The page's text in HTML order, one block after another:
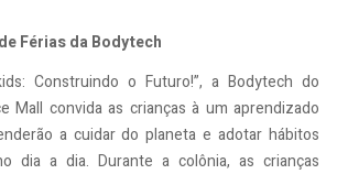
Férias da Bodytech
Construindo o Futuro!”, a Bodytech do
Mall convida as crianças à um aprendizado
a cuidar do planeta e adotar hábitos
dia a dia. Durante a colônia, as crianças